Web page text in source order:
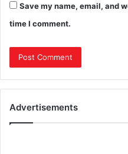
Save my name, email, and
time I comment.
Advertisements